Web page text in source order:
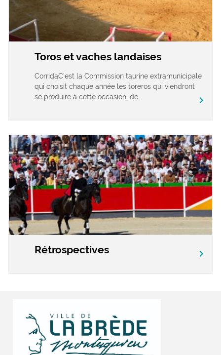
Toros et vaches landaises
CorridaC’est la Commission taurine extramunicipale
qui choisit chaque année les toreros qui viendront
se produire à cette occasion, de...
chevron_right
Rétrospectives chevron_right